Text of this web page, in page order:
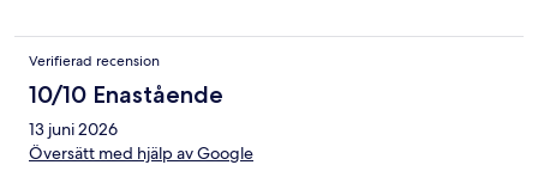
Verifierad recension
10/10 Enastående
13 juni 2026
Översätt med hjälp av Google